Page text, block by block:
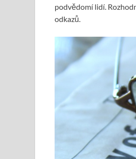
podvědomí lidí.
odkazů.